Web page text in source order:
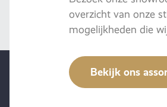
overzicht van onze
mogelijkheden die
Bekijk ons